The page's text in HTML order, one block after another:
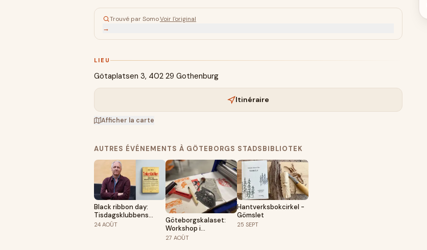
Trouvé par SomoVoir l'original
→
LIEU
Götaplatsen 3, 402 29 Gothenburg
Itinéraire
Afficher la carte
AUTRES ÉVÉNEMENTS À GÖTEBORGS STADSBIBLIOTEK
Black ribbon day:
Tisdagsklubbens
antinazistiska
24 AOÛT
Göteborgskalaset:
Workshop i
linoleumtryck
27 AOÛT
Hantverksbokcirkel -
Gömslet
25 SEPT